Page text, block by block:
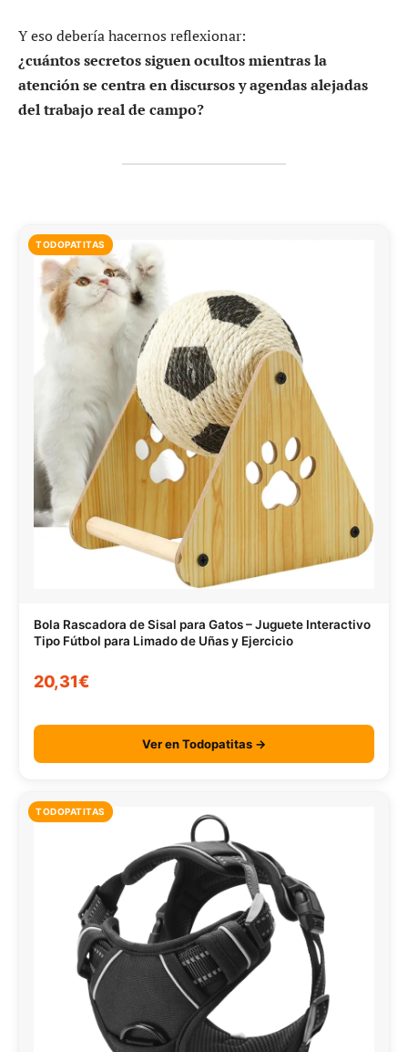
Y eso debería hacernos reflexionar:
¿cuántos secretos siguen ocultos mientras la
atención se centra en discursos y agendas alejadas
del trabajo real de campo?
TODOPATITAS
Bola Rascadora de Sisal para Gatos – Juguete Interactivo
Tipo Fútbol para Limado de Uñas y Ejercicio
20,31€
Ver en Todopatitas →
TODOPATITAS